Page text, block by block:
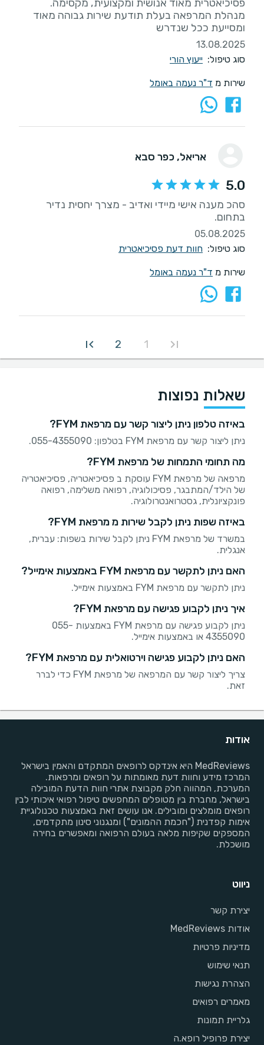
פסיכיאטרית מאוד אנושית ומקצועית, מקסימה.
מנהלת המרפאה בעלת תודעת שירות גבוהה מאוד
ומסייעת ככל שנדרש
13.08.2025
סוג טיפול: ייעוץ הורי
שירות מ ד"ר נעמה באומל
אריאל, כפר סבא
5.0
סהכ מענה אישי מיידי ואדיב - מצרך יחסית נדיר
בתחום.
05.08.2025
סוג טיפול: חוות דעת פסיכיאטרית
שירות מ ד"ר נעמה באומל
1
2
שאלות נפוצות
באיזה טלפון ניתן ליצור קשר עם מרפאת FYM?
ניתן ליצור קשר עם מרפאת FYM בטלפון: 055-4355090.
מה תחומי התמחות של מרפאת FYM?
מרפאה של מרפאת FYM עוסקת ב פסיכיאטריה, פסיכיאטריה
של הילד/המתבגר, פסיכולוגיה, רפואה משלימה, רפואה
פונקציונלית, גסטרואנטרולוגיה.
באיזה שפות ניתן לקבל שירות מ מרפאת FYM?
במשרד של מרפאת FYM ניתן לקבל שירות בשפות: עברית,
אנגלית.
האם ניתן לתקשר עם מרפאת FYM באמצעות אימייל?
ניתן לתקשר עם מרפאת FYM באמצעות אימייל.
איך ניתן לקבוע פגישה עם מרפאת FYM?
ניתן לקבוע פגישה עם מרפאת FYM באמצעות 055-
4355090 או באמצעות אימייל.
האם ניתן לקבוע פגישה וירטואלית עם מרפאת FYM?
צריך ליצור קשר עם המרפאה של מרפאת FYM כדי לברר
זאת.
אודות
MedReviews היא אינדקס לרופאים המתקדם והאמין בישראל
המרכז מידע וחוות דעת מאומתות על רופאים ומרפאות.
המערכת, המהווה חלק מקבוצת אתרי חוות הדעת המובילה
בישראל, מחברת בין מטופלים המחפשים טיפול רפואי איכותי לבין
רופאים מומלצים ומובילים. אנו עושים זאת באמצעות טכנולוגיית
אימות קפדנית ("חכמת ההמונים") ומנגנוני סינון מתקדמים,
המספקים שקיפות מלאה בעולם הרפואה ומאפשרים בחירה
מושכלת.
ניווט
יצירת קשר
אודות MedReviews
מדיניות פרטיות
תנאי שימוש
הצהרת נגישות
מאמרים רפואים
גלריית תמונות
יצירת פרופיל רופא.ה